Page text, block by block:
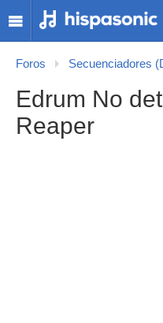
Foros Secuenciadores
Edrum No
Reaper